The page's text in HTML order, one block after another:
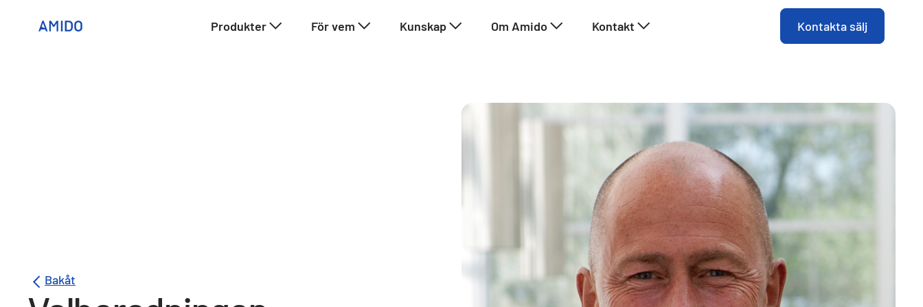
Produkter För vem Kunskap Om Amido Kontakt Kontakta sälj
Bakåt